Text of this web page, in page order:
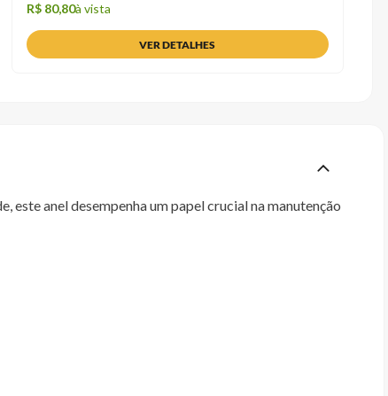
R$ 80,80à vista
VER DETALHES
anel desempenha um papel crucial na manutenção